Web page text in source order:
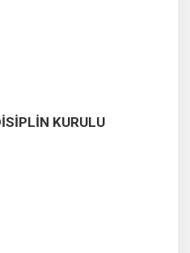
KURULU